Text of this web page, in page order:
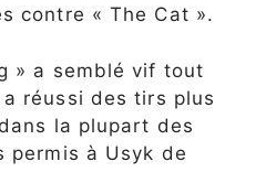
contre « The Cat ».
» a semblé vif tout
réussi des tirs plus
la plupart des
permis à Usyk de